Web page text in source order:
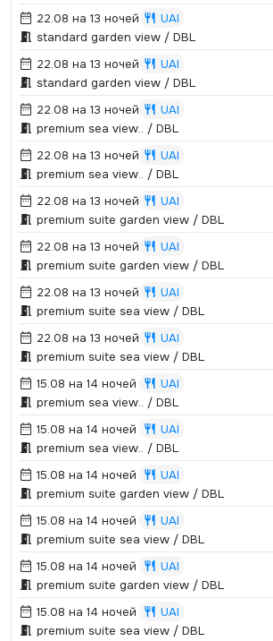
22.08 на 13 ночей
UAI
standard garden view / DBL
22.08 на 13 ночей
UAI
standard garden view / DBL
22.08 на 13 ночей
UAI
premium sea view.­.­ / DBL
22.08 на 13 ночей
UAI
premium sea view.­.­ / DBL
22.08 на 13 ночей
UAI
premium suite garden view / DBL
22.08 на 13 ночей
UAI
premium suite garden view / DBL
22.08 на 13 ночей
UAI
premium suite sea view / DBL
22.08 на 13 ночей
UAI
premium suite sea view / DBL
15.08 на 14 ночей
UAI
premium sea view.­.­ / DBL
15.08 на 14 ночей
UAI
premium sea view.­.­ / DBL
15.08 на 14 ночей
UAI
premium suite garden view / DBL
15.08 на 14 ночей
UAI
premium suite sea view / DBL
15.08 на 14 ночей
UAI
premium suite garden view / DBL
15.08 на 14 ночей
UAI
premium suite sea view / DBL